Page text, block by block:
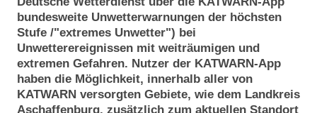
bundesweite Unwetterwarnungen der höchsten
Stufe /"extremes Unwetter") bei
Unwetterereignissen mit weiträumigen und
extremen Gefahren. Nutzer der KATWARN-App
haben die Möglichkeit, innerhalb aller von
KATWARN versorgten Gebiete, wie dem Landkreis
Aschaffenburg, zusätzlich zum aktuellen Standort